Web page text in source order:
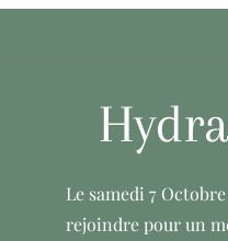
Le samedi 7
rejoindre pour un